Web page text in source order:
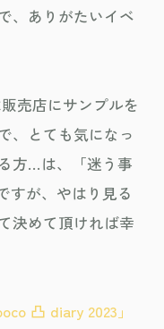
、ありがたいイベ
売店にサンプルを
、とても気になっ
方…は、「迷う事
すが、やはり見る
決めて頂ければ幸
凸 diary 2023」